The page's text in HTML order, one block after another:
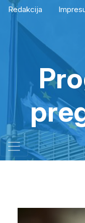
Redakcija